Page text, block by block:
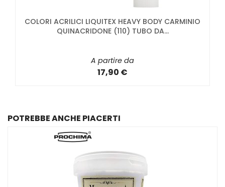
COLORI ACRILICI LIQUITEX HEAVY BODY CARMINIO
QUINACRIDONE (110) TUBO DA...
A partire da
17,90 €
POTREBBE ANCHE PIACERTI